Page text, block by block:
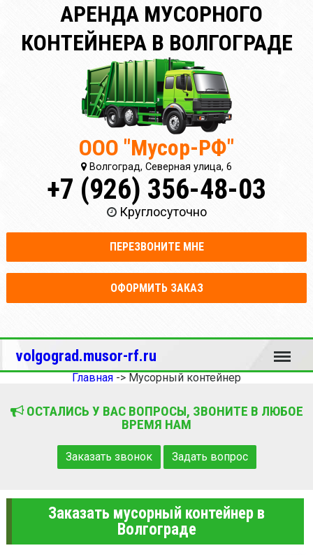
АРЕНДА МУСОРНОГО
КОНТЕЙНЕРА В ВОЛГОГРАДЕ
ООО "Мусор-РФ"
Волгоград, Северная улица, 6
+7 (926) 356-48-03
Круглосуточно
ПЕРЕЗВОНИТЕ МНЕ
ОФОРМИТЬ ЗАКАЗ
volgograd.musor-rf.ru Меню
Главная -> Мусорный контейнер
ОСТАЛИСЬ У ВАС ВОПРОСЫ, ЗВОНИТЕ В ЛЮБОЕ
ВРЕМЯ НАМ
Заказать звонок Задать вопрос
Заказать мусорный контейнер в
Волгограде